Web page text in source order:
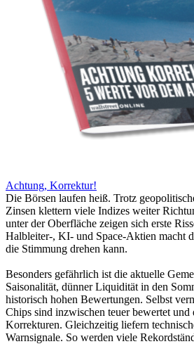
Achtung, Korrektur!
Die Börsen laufen heiß. Trotz
Zinsen klettern viele Indizes weiter
unter der Oberfläche zeigen sich erste
Halbleiter-, KI- und Space-Aktien macht
die Stimmung drehen kann.
Besonders gefährlich ist die aktuelle
Saisonalität, dünner Liquidität in den
historisch hohen Bewertungen. Selbst
Chips sind inzwischen teuer bewertet
Korrekturen. Gleichzeitig liefern
Warnsignale. So werden viele